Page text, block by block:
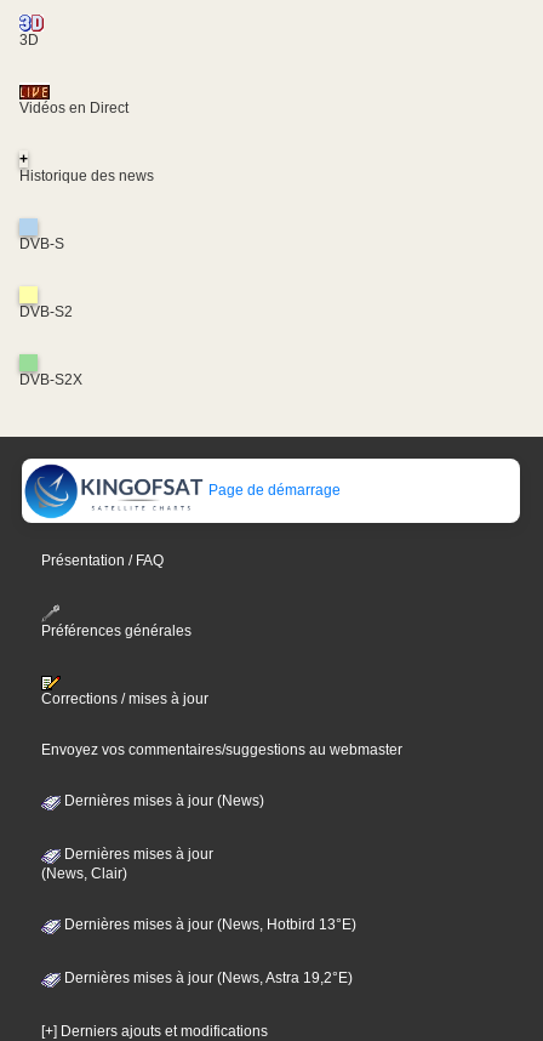
3D
Vidéos en Direct
+
Historique des news
DVB-S
DVB-S2
DVB-S2X
Page de démarrage
Présentation / FAQ
Préférences générales
Corrections / mises à jour
Envoyez vos commentaires/suggestions au webmaster
Dernières mises à jour (News)
Dernières mises à jour
(News, Clair)
Dernières mises à jour (News, Hotbird 13°E)
Dernières mises à jour (News, Astra 19,2°E)
[+] Derniers ajouts et modifications